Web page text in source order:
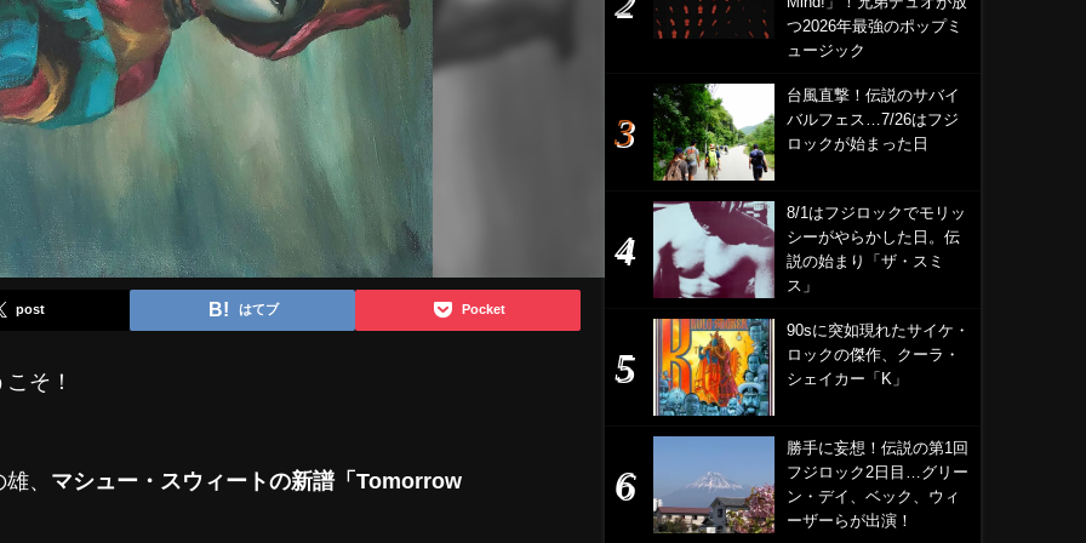
post はてブ Pocket
そ！
、 マシュー・スウィートの新譜「Tomorrow
つ2026年最強のポップミ
ュージック
台風直撃！伝説のサバイ
バルフェス…7/26はフジ
ロックが始まった日
8/1はフジロックでモリッ
シーがやらかした日。伝
説の始まり「ザ・スミ
ス」
90sに突如現れたサイケ・
ロックの傑作、クーラ・
シェイカー「K」
勝手に妄想！伝説の第1回
フジロック2日目…グリー
ン・デイ、ベック、ウィ
ーザーらが出演！